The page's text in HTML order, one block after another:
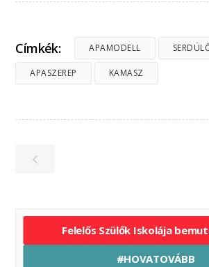
Címkék: APAMODELL
APASZEREP KAMASZ
Felelős Szülők Iskolája
#HOVATOVÁBB